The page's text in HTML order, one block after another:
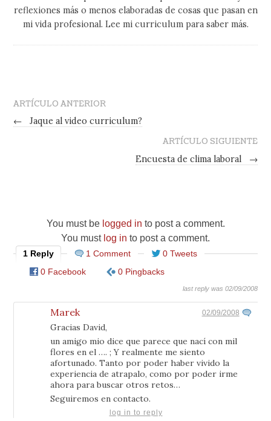
reflexiones más o menos elaboradas de cosas que pasan en
mi vida profesional. Lee mi curriculum para saber más.
ARTÍCULO ANTERIOR
←
Jaque al video curriculum?
ARTÍCULO SIGUIENTE
Encuesta de clima laboral
→
You must be logged in to post a comment.
You must log in to post a comment.
1 Reply 1 Comment
0 Tweets
0 Facebook
0 Pingbacks
last reply was 02/09/2008
Marek 02/09/2008
Gracias David,
un amigo mio dice que parece que nací con mil
flores en el …. ; Y realmente me siento
afortunado. Tanto por poder haber vivido la
experiencia de atrapalo, como por poder irme
ahora para buscar otros retos…
Seguiremos en contacto.
log in to reply